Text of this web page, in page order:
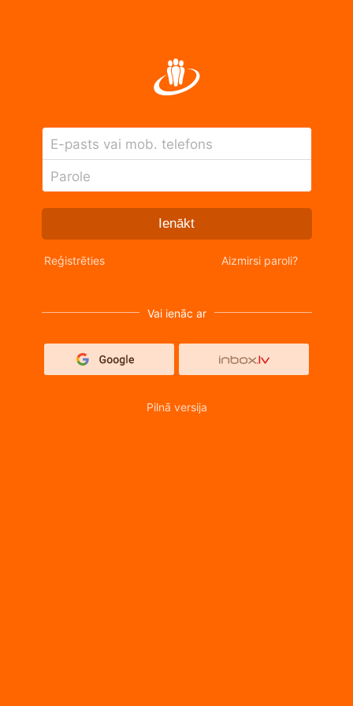
E-pasts vai mob. telefons
Parole
Ienākt
Reģistrēties Aizmirsi paroli?
Vai ienāc ar
Pilnā versija